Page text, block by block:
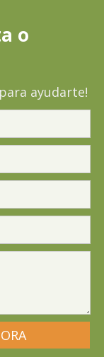
o
ayudarte!